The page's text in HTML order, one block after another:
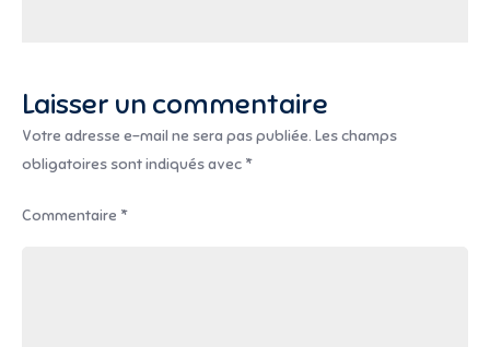
Laisser un commentaire
Votre adresse e-mail ne sera pas publiée. Les champs
obligatoires sont indiqués avec *
Commentaire *